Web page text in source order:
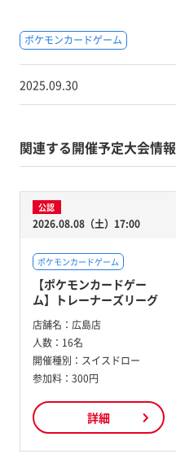
ポケモンカードゲーム
2025.09.30
関連する開催予定大会情報
公認
2026.08.08（土）17:00
ポケモンカードゲーム
【ポケモンカードゲー
ム】トレーナーズリーグ
店舗名： 広島店
人数： 16名
開催種別： スイスドロー
参加料： 300円
詳細